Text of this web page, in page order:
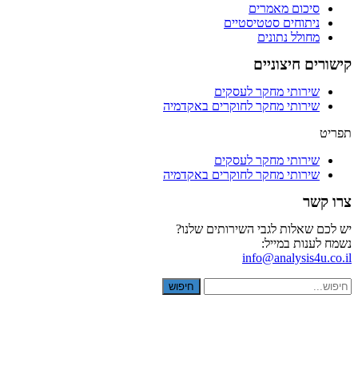
סיכום מאמרים
ניתוחים סטטיסטיים
מחולל נתונים
קישורים חיצוניים
שירותי מחקר לעסקים
שירותי מחקר לחוקרים באקדמיה
תפריט
שירותי מחקר לעסקים
שירותי מחקר לחוקרים באקדמיה
צרו קשר
יש לכם שאלות לגבי השירותים שלנו?
נשמח לענות במייל:
info@analysis4u.co.il
חיפוש